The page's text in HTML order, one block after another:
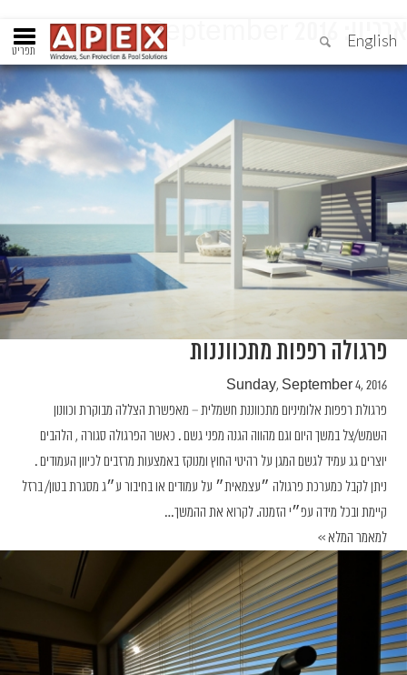
English
תפריט
ארכיון: September 2016
פרגולה רפפות מתכווננות
Sunday, September 4, 2016
פרגולת רפפות אלומיניום מתכווננת חשמלית – מאפשרת הצללה מבוקרת וכוונון
השמש/צל במשך היום וגם מהווה הגנה מפני גשם . כאשר הפרגולה סגורה , הלהבים
יוצרים גג עמיד לגשם המגן על רהיטי החוץ ומנוקז באמצעות מרזבים לכיוון העמודים .
ניתן לקבל כמערכת פרגולה ״עצמאית״ על עמודים או בחיבור ע״ג מסגרת בטון/ ברזל
קיימת ובכל מידה עפ״י הזמנה. לקרוא את ההמשך…
למאמר המלא >>